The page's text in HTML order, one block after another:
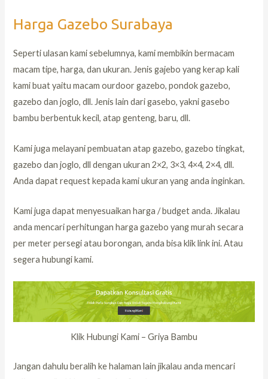
Harga Gazebo Surabaya
Seperti ulasan kami sebelumnya, kami membikin bermacam
macam tipe, harga, dan ukuran. Jenis gajebo yang kerap kali
kami buat yaitu macam ourdoor gazebo, pondok gazebo,
gazebo dan joglo, dll. Jenis lain dari gasebo, yakni gasebo
bambu berbentuk kecil, atap genteng, baru, dll.
Kami juga melayani pembuatan atap gazebo, gazebo tingkat,
gazebo dan joglo, dll dengan ukuran 2×2, 3×3, 4×4, 2×4, dll.
Anda dapat request kepada kami ukuran yang anda inginkan.
Kami juga dapat menyesuaikan harga / budget anda. Jikalau
anda mencari perhitungan harga gazebo yang murah secara
per meter persegi atau borongan, anda bisa klik link ini. Atau
segera hubungi kami.
Klik Hubungi Kami – Griya Bambu
Jangan dahulu beralih ke halaman lain jikalau anda mencari